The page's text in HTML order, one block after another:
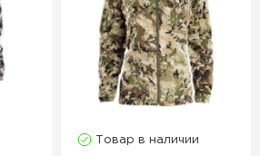
Товар в наличии